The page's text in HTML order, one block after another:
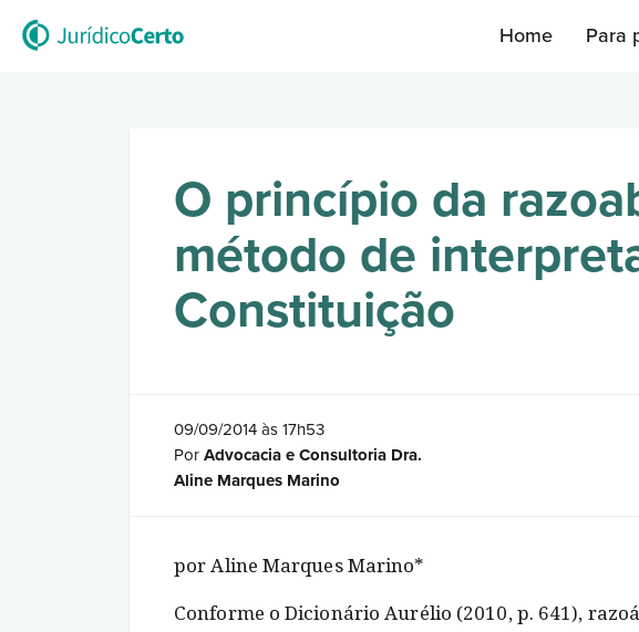
Home Para
O princípio da
método de
Constituição
09/09/2014 às 17h53
Por Advocacia e Consultoria Dra.
Aline Marques Marino
por Aline Marques Marino*
Conforme o Dicionário Aurélio (2010, p. 641),